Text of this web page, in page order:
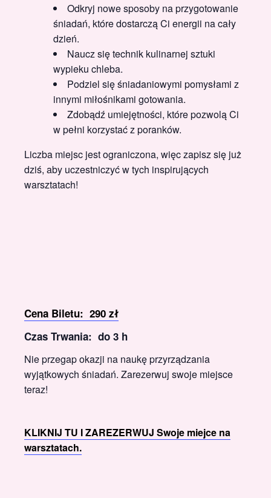
Odkryj nowe sposoby na przygotowanie
śniadań, które dostarczą Ci energii na cały
dzień.
Naucz się technik kulinarnej sztuki
wypieku chleba.
Podziel się śniadaniowymi pomysłami z
innymi miłośnikami gotowania.
Zdobądź umiejętności, które pozwolą Ci
w pełni korzystać z poranków.
Liczba miejsc jest ograniczona, więc zapisz się już
dziś, aby uczestniczyć w tych inspirujących
warsztatach!
Cena Biletu: 290 zł
Czas Trwania: do 3 h
Nie przegap okazji na naukę przyrządzania
wyjątkowych śniadań. Zarezerwuj swoje miejsce
teraz!
KLIKNIJ TU I ZAREZERWUJ Swoje miejce na
warsztatach.